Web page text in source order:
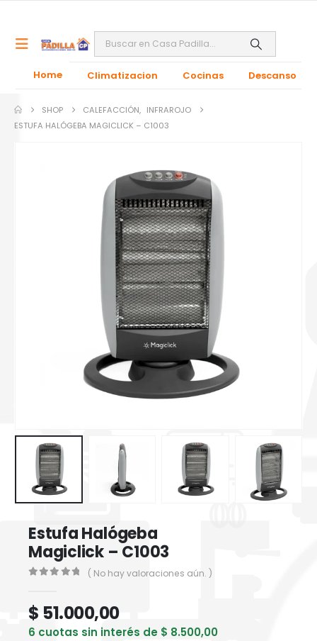
Home Climatizacion Cocinas Descanso
SHOP CALEFACCIÓN, INFRAROJO
ESTUFA HALÓGEBA MAGICLICK – C1003
Estufa Halógeba
Magiclick – C1003
( No hay valoraciones aún. )
$ 51.000,00
6 cuotas sin interés de $ 8.500,00